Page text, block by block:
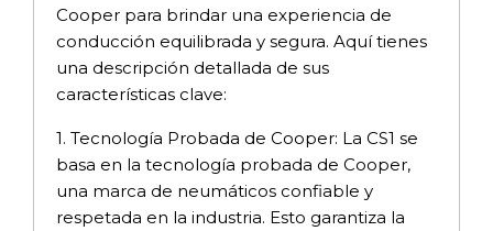
Cooper para brindar una experiencia de
conducción equilibrada y segura. Aquí tienes
una descripción detallada de sus
características clave:
1. Tecnología Probada de Cooper: La CS1 se
basa en la tecnología probada de Cooper,
una marca de neumáticos confiable y
respetada en la industria. Esto garantiza la